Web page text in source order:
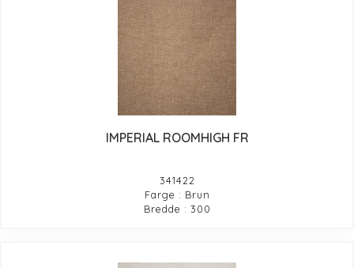
IMPERIAL ROOMHIGH FR
341422
Farge : Brun
Bredde : 300